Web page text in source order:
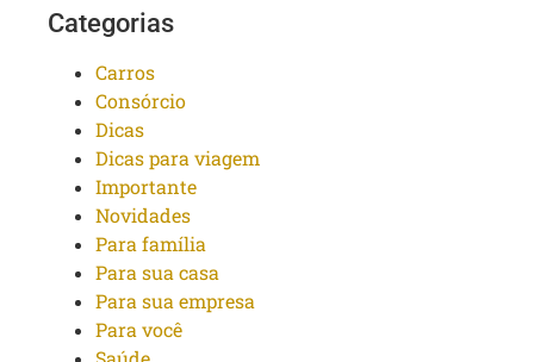
Categorias
Carros
Consórcio
Dicas
Dicas para viagem
Importante
Novidades
Para família
Para sua casa
Para sua empresa
Para você